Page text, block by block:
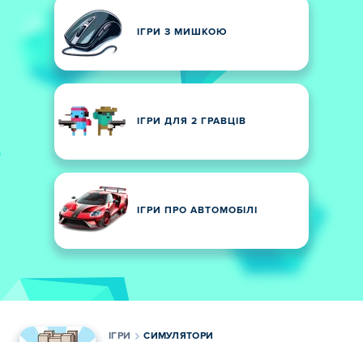
ІГРИ З МИШКОЮ
ІГРИ ДЛЯ 2 ГРАВЦІВ
ІГРИ ПРО АВТОМОБІЛІ
ІГРИ СИМУЛЯТОРИ